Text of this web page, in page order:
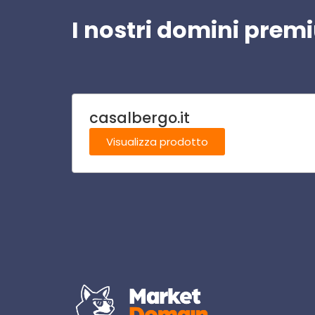
I nostri domini
casalbergo.it
Visualizza prodotto